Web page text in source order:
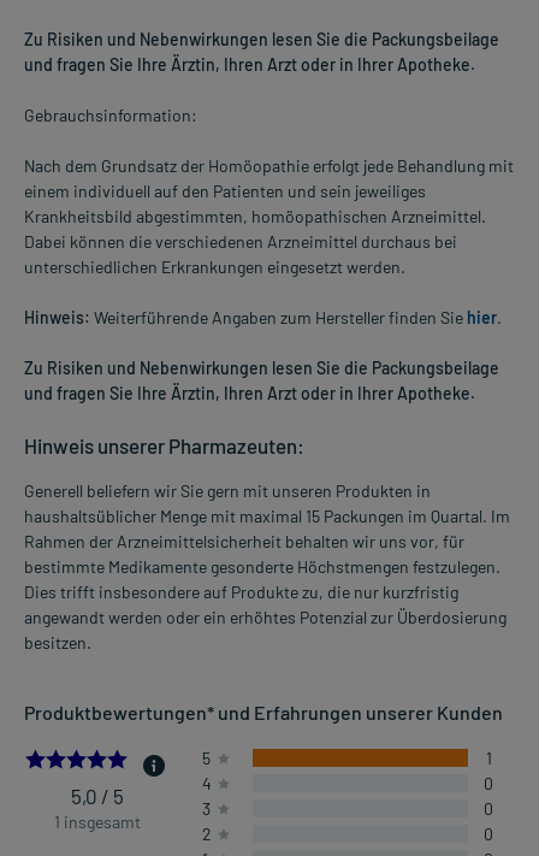
Zu Risiken und Nebenwirkungen lesen Sie die Packungsbeilage
und fragen Sie Ihre Ärztin, Ihren Arzt oder in Ihrer Apotheke.
Gebrauchsinformation:
Nach dem Grundsatz der Homöopathie erfolgt jede Behandlung mit
einem individuell auf den Patienten und sein jeweiliges
Krankheitsbild abgestimmten, homöopathischen Arzneimittel.
Dabei können die verschiedenen Arzneimittel durchaus bei
unterschiedlichen Erkrankungen eingesetzt werden.
Hinweis: Weiterführende Angaben zum Hersteller finden Sie hier.
Zu Risiken und Nebenwirkungen lesen Sie die Packungsbeilage
und fragen Sie Ihre Ärztin, Ihren Arzt oder in Ihrer Apotheke.
Hinweis unserer Pharmazeuten:
Generell beliefern wir Sie gern mit unseren Produkten in
haushaltsüblicher Menge mit maximal 15 Packungen im Quartal. Im
Rahmen der Arzneimittelsicherheit behalten wir uns vor, für
bestimmte Medikamente gesonderte Höchstmengen festzulegen.
Dies trifft insbesondere auf Produkte zu, die nur kurzfristig
angewandt werden oder ein erhöhtes Potenzial zur Überdosierung
besitzen.
Produktbewertungen* und Erfahrungen unserer Kunden
5.0
5,0 / 5
1 insgesamt
5
1
4
0
3
0
2
0